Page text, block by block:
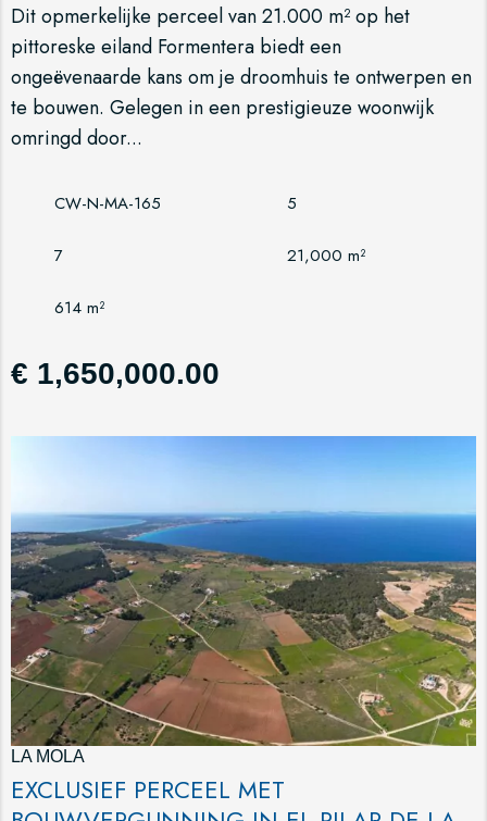
Dit opmerkelijke perceel van 21.000 m² op het
pittoreske eiland Formentera biedt een
ongeëvenaarde kans om je droomhuis te ontwerpen en
te bouwen. Gelegen in een prestigieuze woonwijk
omringd door...
CW-N-MA-165 5
7 21,000 m²
614 m²
€ 1,650,000.00
LA MOLA
EXCLUSIEF PERCEEL MET